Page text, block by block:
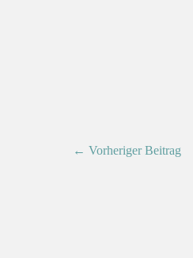
← Vorheriger Beitrag